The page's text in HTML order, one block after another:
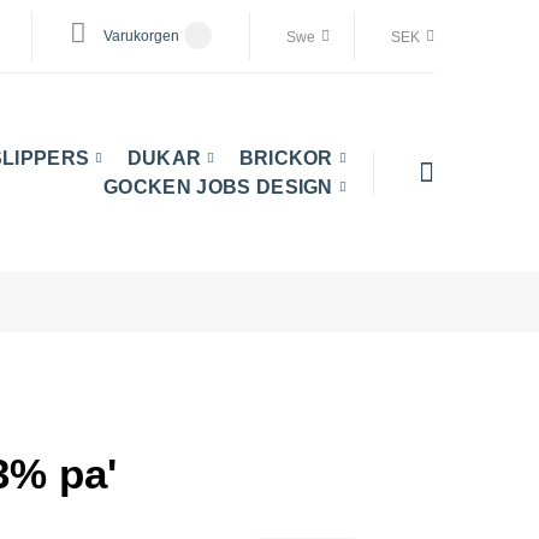
Swe SEK
Varukorgen
DUKAR
BRICKOR
GOCKEN JOBS DESIGN
pa'